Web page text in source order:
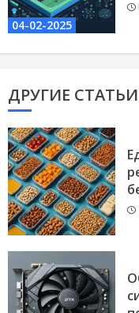
04-02-2025
ДРУГИЕ СТАТЬИ